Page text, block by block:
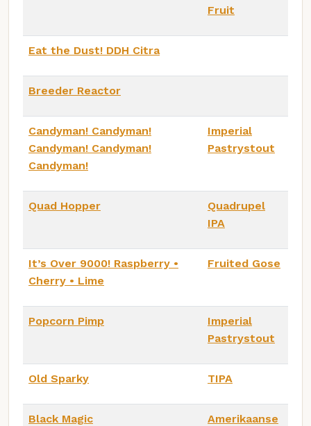
Fruit
Eat the Dust! DDH Citra
Breeder Reactor
Candyman! Candyman!
Candyman! Candyman!
Candyman!
Imperial
Pastrystout
Quad Hopper
Quadrupel
IPA
It’s Over 9000! Raspberry •
Cherry • Lime
Fruited Gose
Popcorn Pimp
Imperial
Pastrystout
Old Sparky TIPA
Black Magic
Amerikaanse